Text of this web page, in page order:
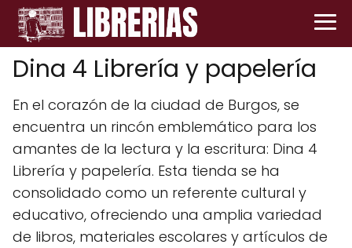
Dina 4 Librería y papelería
En el corazón de la ciudad de Burgos, se
encuentra un rincón emblemático para los
amantes de la lectura y la escritura: Dina 4
Librería y papelería. Esta tienda se ha
consolidado como un referente cultural y
educativo, ofreciendo una amplia variedad
de libros, materiales escolares y artículos de